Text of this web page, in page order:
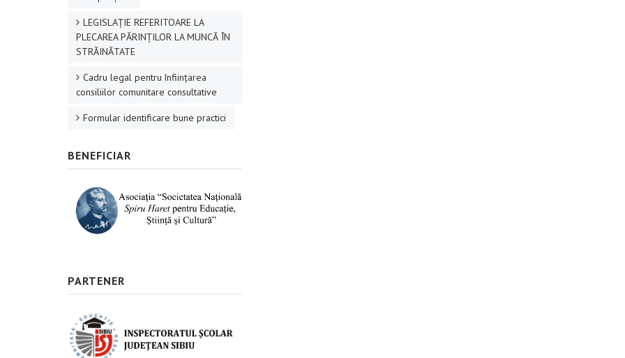
LEGISLAȚIE REFERITOARE LA
PLECAREA PĂRINȚILOR LA MUNCĂ ÎN
STRĂINĂTATE
Cadru legal pentru înființarea
consiliilor comunitare consultative
Formular identificare bune practici
BENEFICIAR
PARTENER